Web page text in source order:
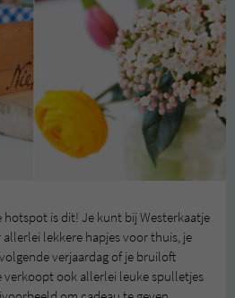
hotspot is dit! Je kunt bij Westerkaatje
lekkere hapjes voor thuis, je
verjaardag of je bruiloft
verkoopt ook allerlei leuke spulletjes